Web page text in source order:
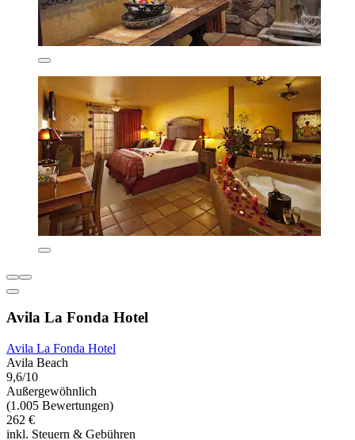
Avila La Fonda Hotel
Avila La Fonda Hotel
Avila Beach
9,6/10
Außergewöhnlich
(1.005 Bewertungen)
262 €
inkl. Steuern & Gebühren